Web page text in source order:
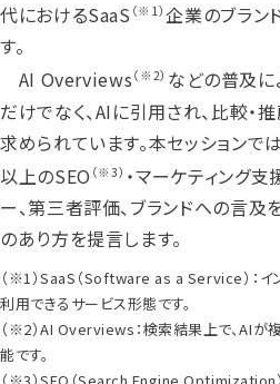
代におけるSaaS （※1）企業のブラン
す。
AI Overviews （※2） などの普及に
だけでなく、AIに引用され、比較・
求められています。本セッション
以上のSEO （※3） ・マーケティング
ー、第三者評価、ブランドへの言
のあり方を提言します。
（※1）SaaS（Software as a Service）：イ
利用できるサービス形態です。
（※2）AI Overviews：検索結果上で、AI
能です。